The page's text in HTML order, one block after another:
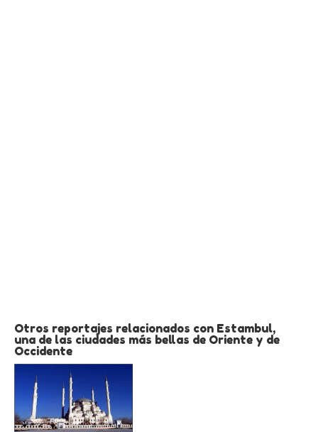
Otros reportajes relacionados con Estambul,
una de las ciudades más bellas de Oriente y de
Occidente